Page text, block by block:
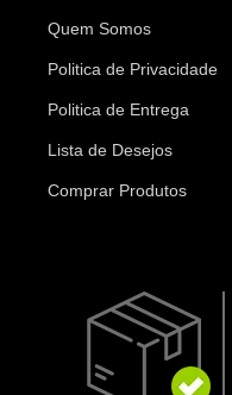
Quem Somos
Politica de Privacidade
Politica de Entrega
Lista de Desejos
Comprar Produtos